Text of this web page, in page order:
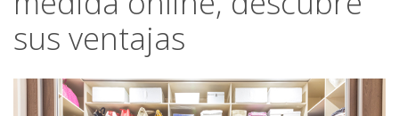
sus ventajas